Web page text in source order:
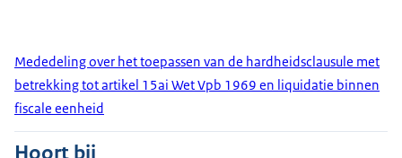
Mededeling over het toepassen van de hardheidsclausule met
betrekking tot artikel 15ai Wet Vpb 1969 en liquidatie binnen
fiscale eenheid